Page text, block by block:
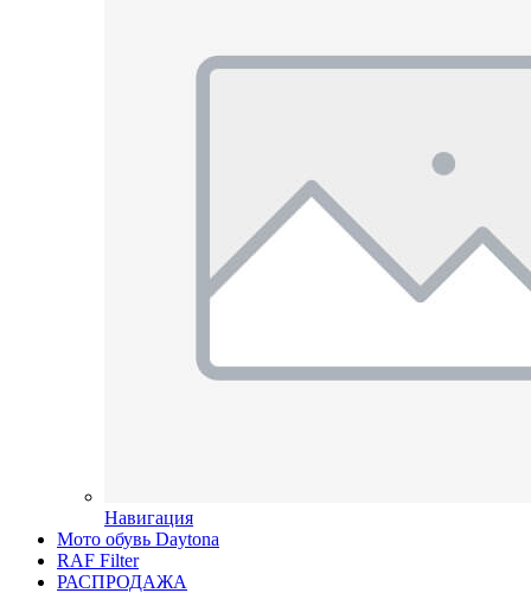
Навигация
Мото обувь Daytona
RAF Filter
РАСПРОДАЖА